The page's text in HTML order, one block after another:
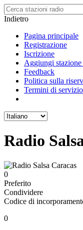
Indietro
Pagina principale
Registrazione
Iscrizione
Aggiungi
Feedback
Politica sulla
Termini di servizio
Radio
0
Preferito
Condividere
Codice di
0